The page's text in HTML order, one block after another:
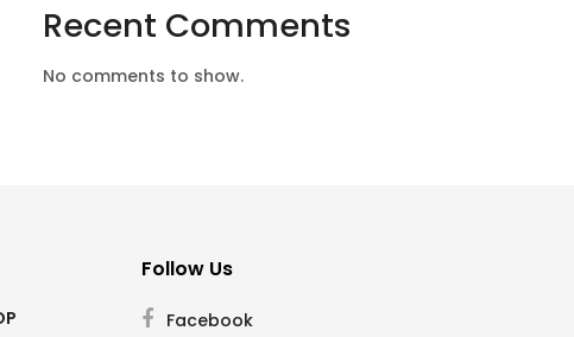
Recent Comments
No comments to show.
Follow Us
Facebook